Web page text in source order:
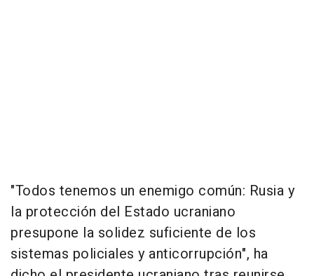
"Todos tenemos un enemigo común: Rusia y
la protección del Estado ucraniano
presupone la solidez suficiente de los
sistemas policiales y anticorrupción", ha